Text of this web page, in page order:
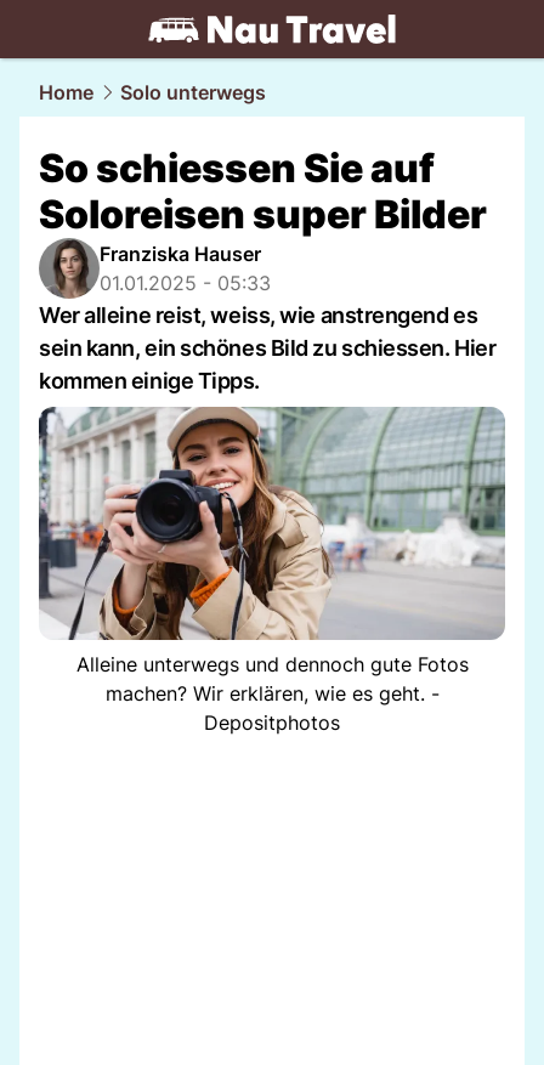
travel.NAU.ch
Home Solo unterwegs
So schiessen Sie auf
Soloreisen super Bilder
Franziska Hauser
01.01.2025 - 05:33
Wer alleine reist, weiss, wie anstrengend es
sein kann, ein schönes Bild zu schiessen. Hier
kommen einige Tipps.
Alleine unterwegs und dennoch gute Fotos
machen? Wir erklären, wie es geht. -
Depositphotos